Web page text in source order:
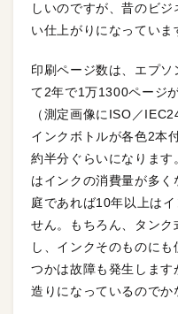
しいのですが、昔のビ
い仕上がりになっていま
印刷ページ数は、エプ
て2年で1万1300ページ
（測定画像にISO／
インクボトルが各色2本
約半分ぐらいになりま
はインクの消費量が多
庭であれば10年以上は
せん。もちろん、タン
し、インクそのものに
つかは故障も発生しま
造りになっているのでか